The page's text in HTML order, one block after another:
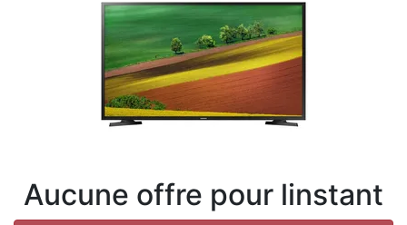
Aucune offre pour linstant